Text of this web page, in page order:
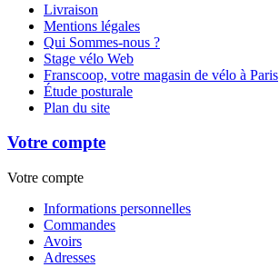
Livraison
Mentions légales
Qui Sommes-nous ?
Stage vélo Web
Franscoop, votre magasin de vélo à Paris
Étude posturale
Plan du site
Votre compte
Votre compte
Informations personnelles
Commandes
Avoirs
Adresses